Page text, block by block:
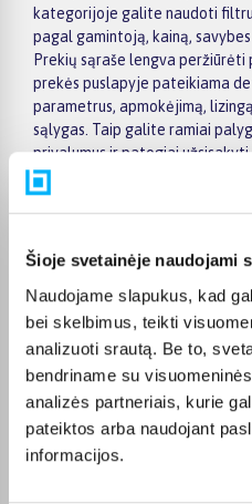
Šioje svetainėje naudojami
Naudojame slapukus, kad
bei skelbimus, teikti
analizuoti srautą. Be to,
bendriname su
analizės partneriais, kurie
pateiktos arba naudojant
informacijos.
kategorijoje galite naudoti
pagal gamintoją, kainą,
Prekių sąraše lengva peržiūrėti
prekės puslapyje pateikiama
parametrus, apmokėjimą,
sąlygas. Taip galite ramiai
privalumus ir patogiai
BIGBOX.LT suteikia galimybę
nemokamu 24 mėnesių lizingu,
Lietuvoje: pristatymas į
Kurjerio pristatymo kaina
sandėlyje, ją įprastai
terminą visada rasite
Pasirinkę tinkamą prekę iš
galite rinktis jums patogiausią
paštomatą, kurjeriu arba